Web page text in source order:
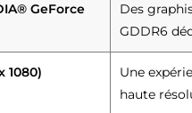
GeForce
Des
GDDR6
1080)
Une
haute